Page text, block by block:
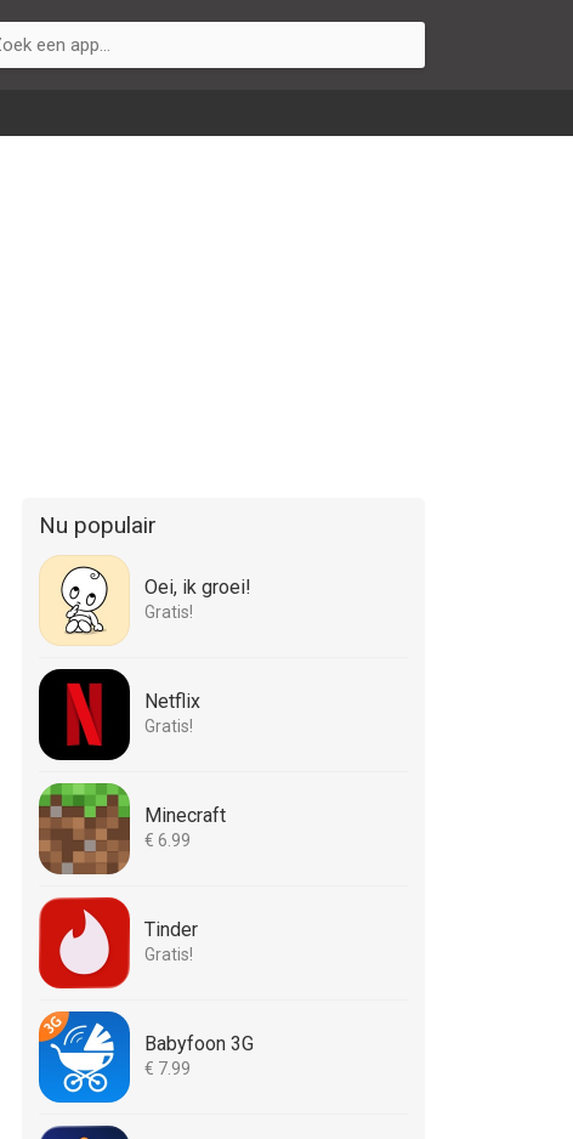
Nu populair
Oei, ik groei!
Gratis!
Netflix
Gratis!
Minecraft
€ 6.99
Tinder
Gratis!
Babyfoon 3G
€ 7.99